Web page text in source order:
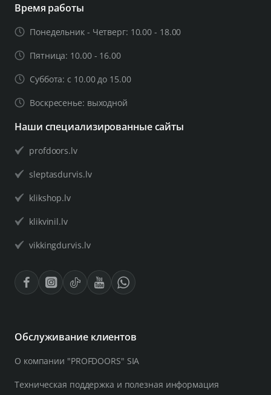
Время работы
Понедельник - Четверг: 10.00 - 18.00
Пятница: 10.00 - 16.00
Суббота: с 10.00 до 15.00
Воскресенье: выходной
Наши специализированные сайты
profdoors.lv
sleptasdurvis.lv
klikshop.lv
klikvinil.lv
vikkingdurvis.lv
Обслуживание клиентов
О компании "PROFDOORS" SIA
Техническая поддержка и полезная информация